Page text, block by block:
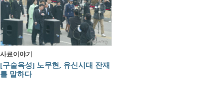
사료이야기
[구술육성] 노무현, 유신시대 잔재
를 말하다